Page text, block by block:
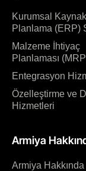
Kurumsal Kaynak
Planlama (ERP)
Malzeme İhtiyaç
Planlaması
Entegrasyon
Özelleştirme ve
Hizmetleri
Armiya
Armiya Hakkında